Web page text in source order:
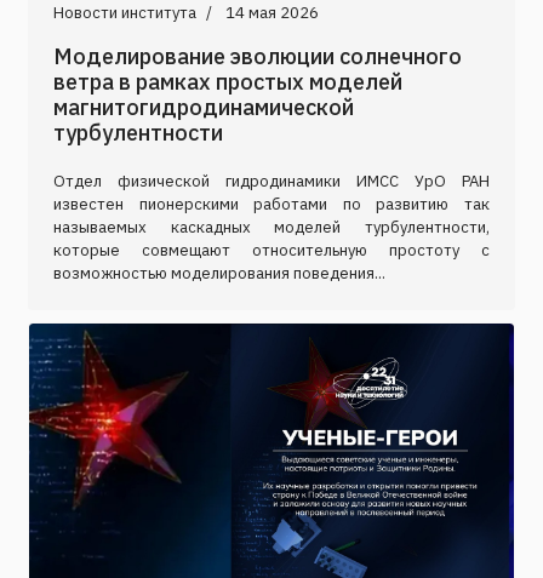
Новости института 14 мая 2026
Моделирование эволюции солнечного
ветра в рамках простых моделей
магнитогидродинамической
турбулентности
Отдел физической гидродинамики ИМСС УрО РАН
известен пионерскими работами по развитию так
называемых каскадных моделей турбулентности,
которые совмещают относительную простоту с
возможностью моделирования поведения...